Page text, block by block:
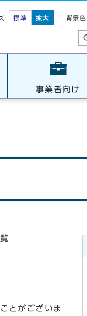
標準 拡大 背景色
事業者向け
とがございま